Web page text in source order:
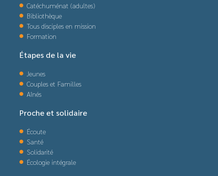
Catéchuménat (adultes)
Bibliothèque
Tous disciples en mission
Formation
Étapes de la vie
Jeunes
Couples et Familles
Aînés
Proche et solidaire
Écoute
Santé
Solidarité
Écologie intégrale